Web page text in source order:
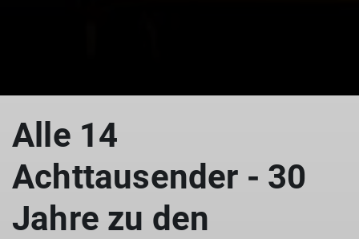
Alle 14
Achttausender - 30
Jahre zu den